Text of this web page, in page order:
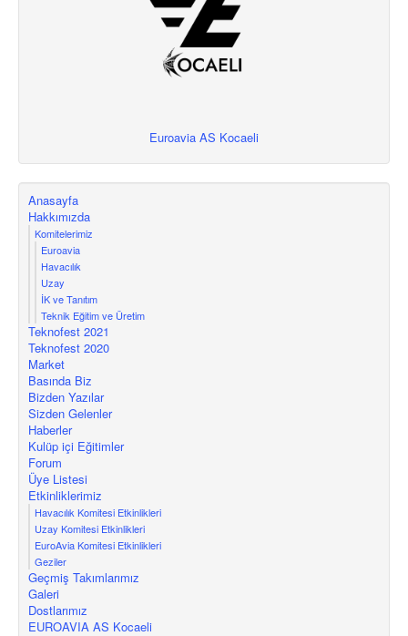
Euroavia AS Kocaeli
Anasayfa
Hakkımızda
Komitelerimiz
Euroavia
Havacılık
Uzay
İK ve Tanıtım
Teknik Eğitim ve Üretim
Teknofest 2021
Teknofest 2020
Market
Basında Biz
Bizden Yazılar
Sizden Gelenler
Haberler
Kulüp içi Eğitimler
Forum
Üye Listesi
Etkinliklerimiz
Havacılık Komitesi Etkinlikleri
Uzay Komitesi Etkinlikleri
EuroAvia Komitesi Etkinlikleri
Geziler
Geçmiş Takımlarımız
Galeri
Dostlarımız
EUROAVIA AS Kocaeli